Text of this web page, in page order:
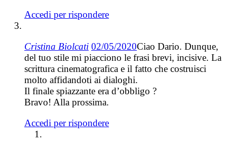
Accedi per rispondere
Cristina Biolcati 02/05/2020Ciao Dario. Dunque,
del tuo stile mi piacciono le frasi brevi, incisive. La
scrittura cinematografica e il fatto che costruisci
molto affidandoti ai dialoghi.
Il finale spiazzante era d’obbligo ?
Bravo! Alla prossima.
Accedi per rispondere